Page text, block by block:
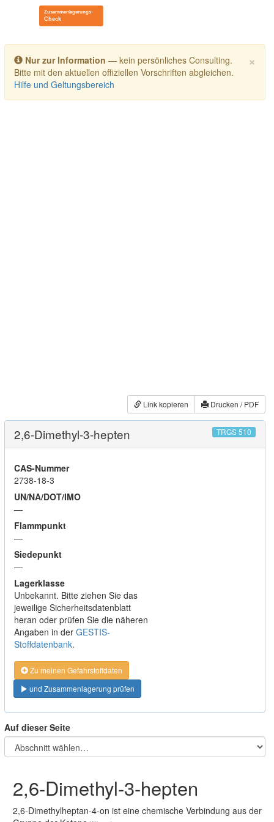
Toggle navigation
×
Nur zur Information — kein persönliches Consulting.
Bitte mit den aktuellen offiziellen Vorschriften abgleichen.
Hilfe und Geltungsbereich
Link kopieren Drucken / PDF
2,6-Dimethyl-3-hepten TRGS 510
CAS-Nummer
2738-18-3
UN/NA/DOT/IMO
—
Flammpunkt
—
Siedepunkt
—
Lagerklasse
Unbekannt. Bitte ziehen Sie das
jeweilige Sicherheitsdatenblatt
heran oder prüfen Sie die näheren
Angaben in der GESTIS-
Stoffdatenbank.
Zu meinen Gefahrstoffdaten
und Zusammenlagerung prüfen
Auf dieser Seite
2,6-Dimethyl-3-hepten
2,6-Dimethylheptan-4-on ist eine chemische Verbindung aus der